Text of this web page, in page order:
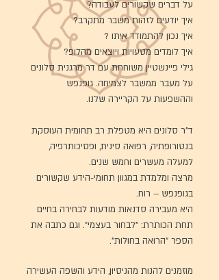
על דברים שקשורים לעבודה?
איך יודעים לזהות משבר מתקרב?
איך נכון להתמודד איתו ?
איך לומדים מטעויות ויוצאים מהלופ?
גילי פיינשטיין משוחחת עם דר מרגנית סלונים
על מעבר ממשבר לצמיחה. גופנפש
וההשפעות על הקריירה שלנו.
ד"ר סלונים היא מטפלת רב תחומית העוסקת
בנטורופתיה, רפואה סינית, ופסיכותרפיה,
למעלה מעשרים וחמש שנים.
מרצה ומלמדת במגוון תחומי-הידע שקשורים
בגופנפש – רוח.
היא מעבירה סדנאות מודעות לבחירה בחיים
תחת הכותרת: "לבחור בעצמי". וגם כתבה את
הספר "הרואה בחולות".
מוזמנים להנות מהניסיון, הידע והשפה העשירה